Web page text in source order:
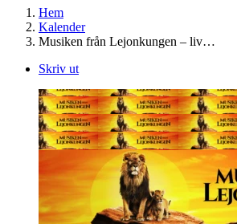
Hem
Kalender
Musiken från Lejonkungen – liv…
Skriv ut